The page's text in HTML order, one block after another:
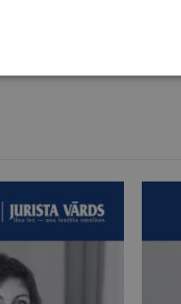
aktu izstrādē,